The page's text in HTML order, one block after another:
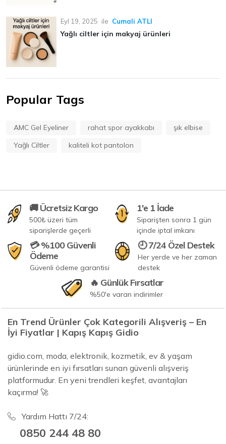
Eyl 19, 2025 ile Cumali ATLI
Yağlı ciltler için makyaj ürünleri
Popular Tags
AMC Gel Eyeliner rahat spor ayakkabı
şık elbise
Yağlı Ciltler
kaliteli kot pantolon
🚚 Ücretsiz Kargo
500₺ üzeri tüm
siparişlerde geçerli
1'e 1 İade
Siparişten sonra 1 gün
içinde iptal imkanı
💳 %100 Güvenli
Ödeme
Güvenli ödeme garantisi
🕘 7/24 Özel Destek
Her yerde ve her zaman
destek
🔥 Günlük Fırsatlar
%50'e varan indirimler
En Trend Ürünler Çok Kategorili Alışveriş – En
İyi Fiyatlar | Kapış Kapış Gidio
gidio.com, moda, elektronik, kozmetik, ev & yaşam
ürünlerinde en iyi fırsatları sunan güvenli alışveriş
platformudur. En yeni trendleri keşfet, avantajları
kaçırma! 🚀
Yardım Hattı 7/24:
0850 244 48 80